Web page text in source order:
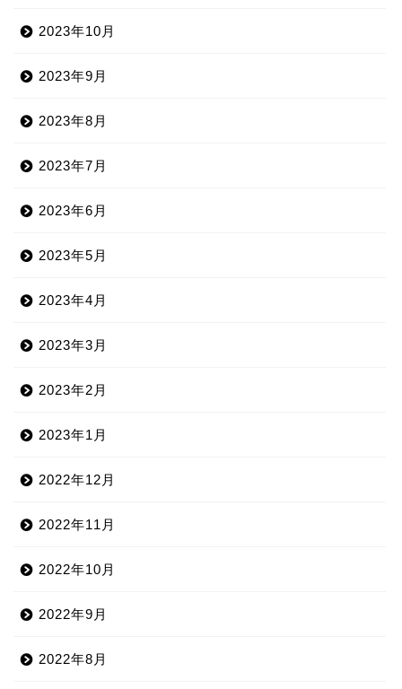
2023年10月
2023年9月
2023年8月
2023年7月
2023年6月
2023年5月
2023年4月
2023年3月
2023年2月
2023年1月
2022年12月
2022年11月
2022年10月
2022年9月
2022年8月